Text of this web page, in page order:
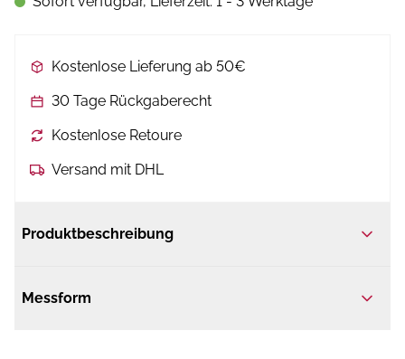
Kostenlose Lieferung ab 50€
30 Tage Rückgaberecht
Kostenlose Retoure
Versand mit DHL
Produktbeschreibung
Messform